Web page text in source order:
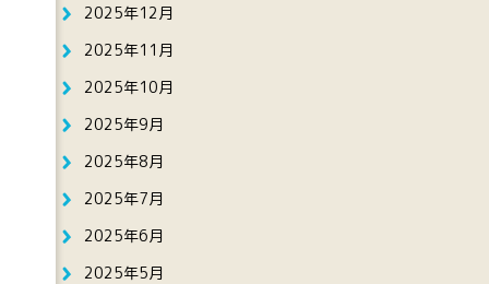
2025年12月
2025年11月
2025年10月
2025年9月
2025年8月
2025年7月
2025年6月
2025年5月